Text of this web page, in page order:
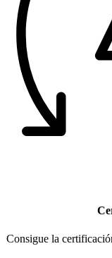
Consigue la